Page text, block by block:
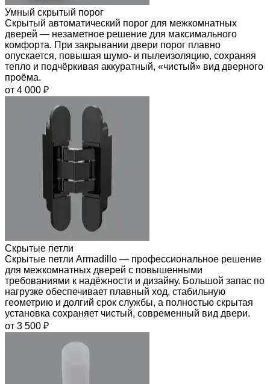
Умный скрытый порог
Скрытый автоматический порог для межкомнатных
дверей — незаметное решение для максимального
комфорта. При закрывании двери порог плавно
опускается, повышая шумо- и пылеизоляцию, сохраняя
тепло и подчёркивая аккуратный, «чистый» вид дверного
проёма.
от 4 000 ₽
Скрытые петли
Скрытые петли Armadillo — профессиональное решение
для межкомнатных дверей с повышенными
требованиями к надёжности и дизайну. Большой запас по
нагрузке обеспечивает плавный ход, стабильную
геометрию и долгий срок службы, а полностью скрытая
установка сохраняет чистый, современный вид двери.
от 3 500 ₽